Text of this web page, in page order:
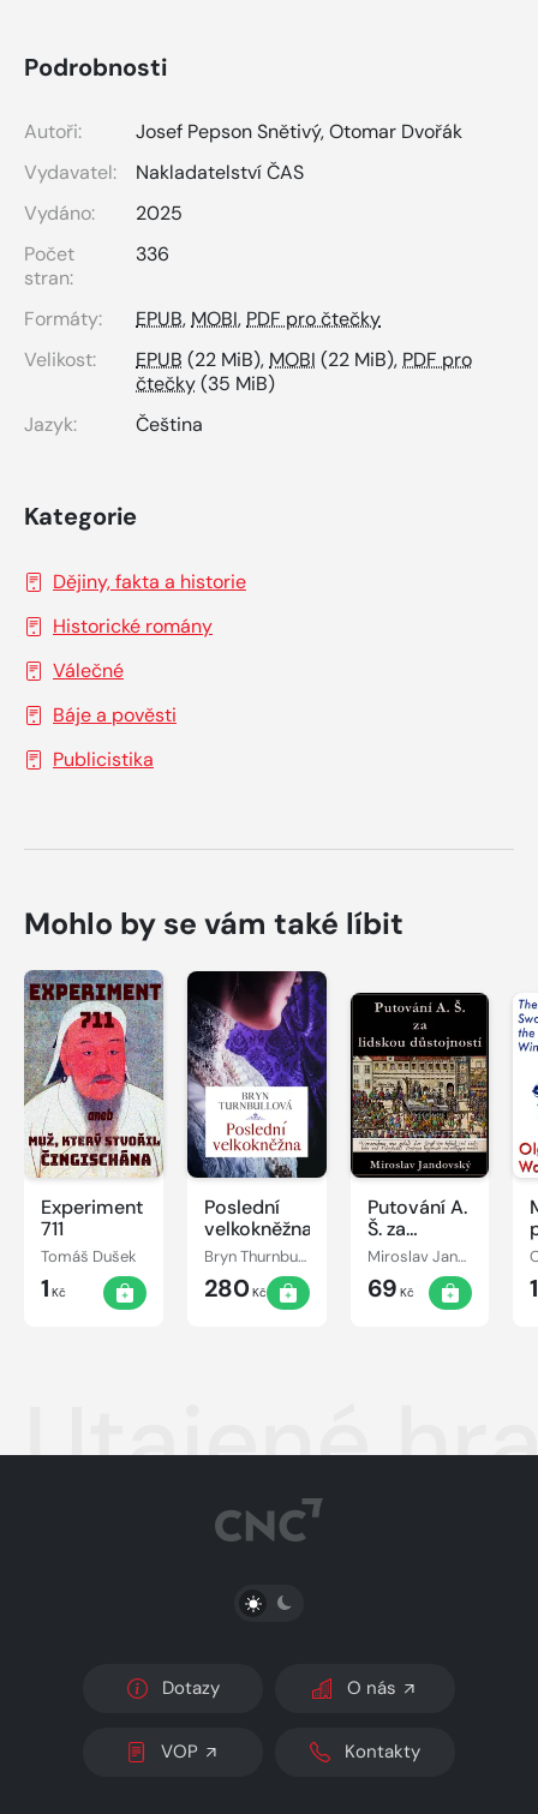
Podrobnosti
Autoři: Josef Pepson Snětivý,Otomar Dvořák
Vydavatel:
Nakladatelství ČAS
Vydáno:
2025
Počet
stran:
336
Formáty: EPUB, MOBI, PDF pro čtečky
Velikost:
EPUB (22 MiB), MOBI (22 MiB), PDF pro
čtečky(35 MiB)
Jazyk:
Čeština
Kategorie
Dějiny, fakta a historie
Historické romány
Válečné
Báje a pověsti
Publicistika
Mohlo by se vám také líbit
Experiment
711
Tomáš Dušek
1 Kč
Poslední
velkokněžna
Bryn Thurnbullová
280Kč
Putování A.
Š. za
lidskou
důstojností
Miroslav Jandovský
69 Kč
Utajené
PŘEPNOUT SVĚTLÝ/TMAVÝ REŽIM
Dotazy O nás
VOP Kontakty